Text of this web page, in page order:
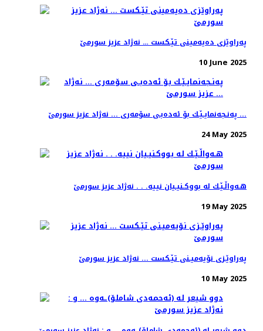
په‌راوێزی ده‌یه‌مینی تێـكست‌ … نه‌ژاد عزیز سورمێ
10 June 2025
په‌نـجه‌نمایـێـك بۆ ئه‌ده‌بـی سۆمه‌ری ... نه‌ژاد عزیز سورمێ ...
24 May 2025
هـه‌واڵـێـك له‌ بووكـنیـیان نییه‌. . . نه‌ژاد عزیز سورمێ
19 May 2025
په‌راوێـزی نۆیه‌میـنی تێـكست ... نه‌ژاد عزیز سورمێ
10 May 2025